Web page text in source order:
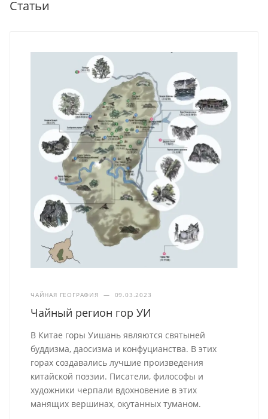
Статьи
ЧАЙНАЯ ГЕОГРАФИЯ — 09.03.2023
Чайный регион гор УИ
В Китае горы Уишань являются святыней
буддизма, даосизма и конфуцианства. В этих
горах создавались лучшие произведения
китайской поэзии. Писатели, философы и
художники черпали вдохновение в этих
манящих вершинах, окутанных туманом.